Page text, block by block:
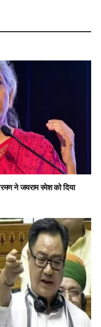
ने जयराम रमेश को दिया